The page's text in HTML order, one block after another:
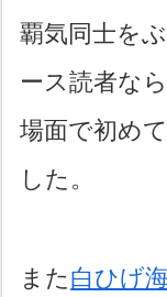
覇気同士を
ース読者な
場面で初め
した。
また 白ひげ